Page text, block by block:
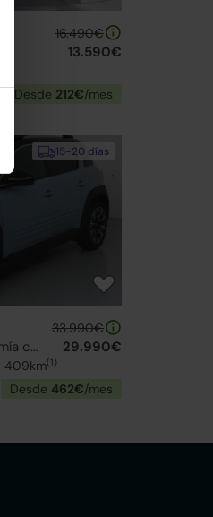
16.490€
13.590€
Desde 212€/mes
15-20 días
Renault 4 E-Tech Iconic autonomía confort
409km(1)
33.990€
29.990€
Desde 462€/mes